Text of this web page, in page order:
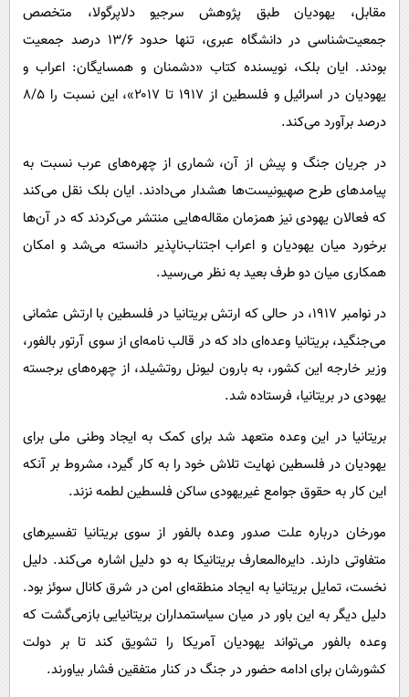
مقابل، یهودیان طبق پژوهش سرجیو دلاپرگولا، متخصص
جمعیت‌شناسی در دانشگاه عبری، تنها حدود ۱۳/۶ درصد جمعیت
بودند. ایان بلک، نویسنده کتاب «دشمنان و همسایگان: اعراب و
یهودیان در اسرائیل و فلسطین از ۱۹۱۷ تا ۲۰۱۷»، این نسبت را ۸/۵
درصد برآورد می‌کند.
در جریان جنگ و پیش از آن، شماری از چهره‌های عرب نسبت به
پیامدهای طرح صهیونیست‌‌ها هشدار می‌دادند. ایان بلک نقل می‌کند
که فعالان یهودی نیز همزمان مقاله‌هایی منتشر می‌کردند که در آن‌ها
برخورد میان یهودیان و اعراب اجتناب‌ناپذیر دانسته می‌شد و امکان
همکاری میان دو طرف بعید به نظر می‌رسید.
در نوامبر ۱۹۱۷، در حالی که ارتش بریتانیا در فلسطین با ارتش عثمانی
می‌جنگید، بریتانیا وعده‌ای داد که در قالب نامه‌ای از سوی آرتور بالفور،
وزیر خارجه این کشور، به بارون لیونل روتشیلد، از چهره‌های برجسته
یهودی در بریتانیا، فرستاده شد.
بریتانیا در این وعده متعهد شد برای کمک به ایجاد وطنی ملی برای
یهودیان در فلسطین نهایت تلاش خود را به کار گیرد، مشروط بر آنکه
این کار به حقوق جوامع غیریهودی ساکن فلسطین لطمه نزند.
مورخان درباره علت صدور وعده بالفور از سوی بریتانیا تفسیرهای
متفاوتی دارند. دایره‌المعارف بریتانیکا به دو دلیل اشاره می‌کند. دلیل
نخست، تمایل بریتانیا به ایجاد منطقه‌ای امن در شرق کانال سوئز بود.
دلیل دیگر به این باور در میان سیاستمداران بریتانیایی بازمی‌گشت که
وعده بالفور می‌تواند یهودیان آمریکا را تشویق کند تا بر دولت
کشورشان برای ادامه حضور در جنگ در کنار متفقین فشار بیاورند.